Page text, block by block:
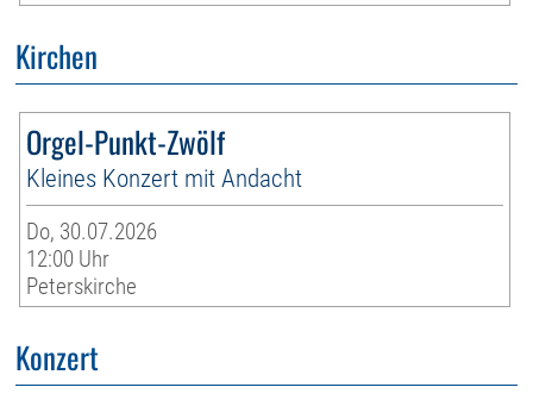
Kirchen
Orgel-Punkt-Zwölf
Kleines Konzert mit Andacht
Do, 30.07.2026
12:00 Uhr
Peterskirche
Konzert